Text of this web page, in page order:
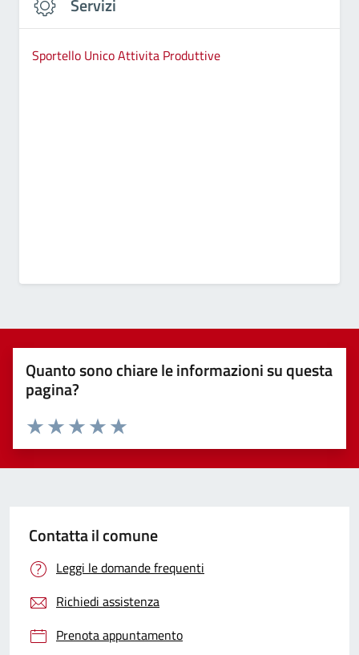
Servizi
Sportello Unico Attivita Produttive
Quanto sono chiare le informazioni su questa
pagina?
Valuta 5 stelle su 5
Valuta 4 stelle su 5
Valuta 3 stelle su 5
Valuta 2 stelle su 5
Valuta 1 stelle su 5
Contatta il comune
Leggi le domande frequenti
Richiedi assistenza
Prenota appuntamento